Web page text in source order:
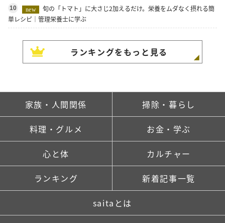
10 new
旬の「トマト」に大さじ2加えるだけ。栄養をムダなく摂れる簡
単レシピ｜管理栄養士に学ぶ
ランキングをもっと見る
家族・人間関係 掃除・暮らし
料理・グルメ お金・学ぶ
心と体 カルチャー
ランキング 新着記事一覧
saitaとは